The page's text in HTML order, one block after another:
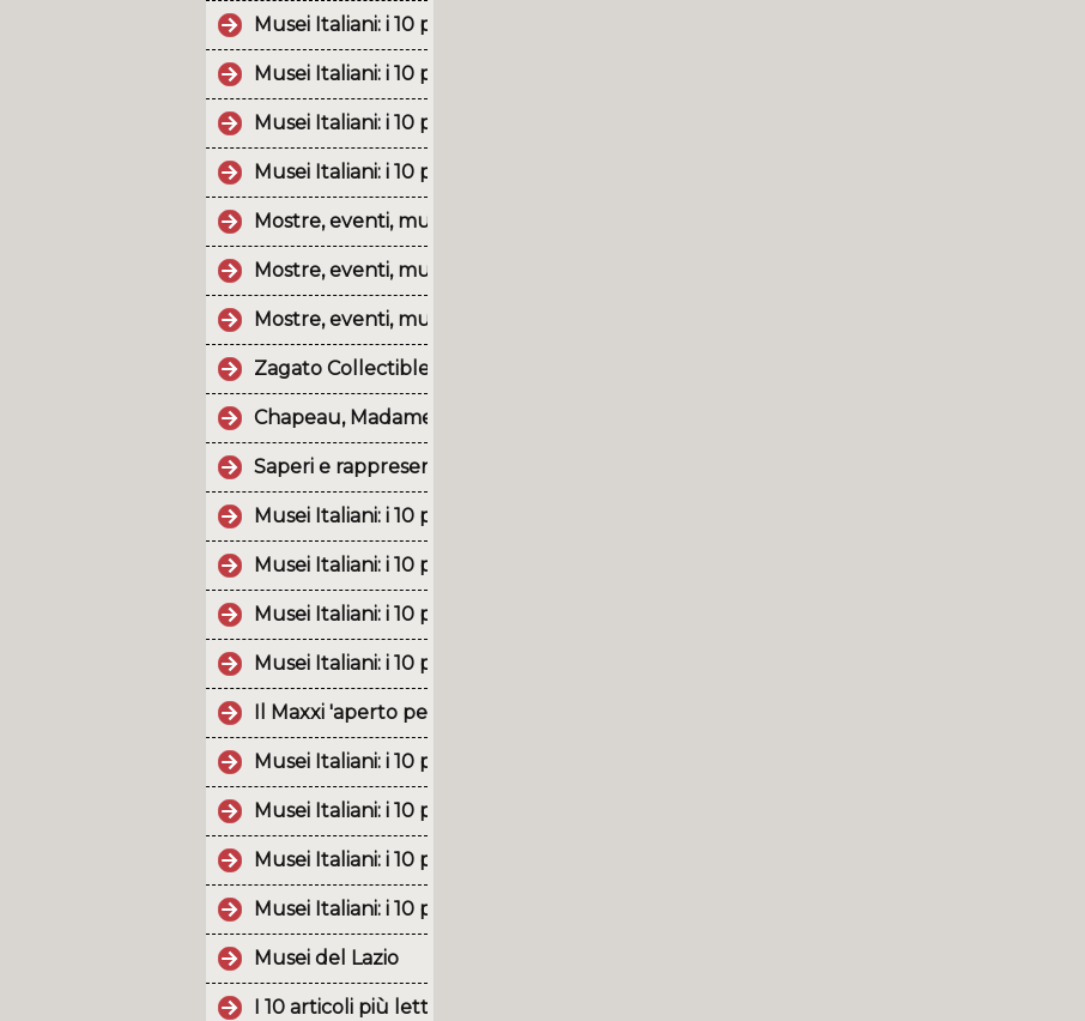
Musei Italiani: i 10 post più popolari del mese di Agosto 2014.
Musei Italiani: i 10 post più popolari del mese di Settembre 2014
Musei Italiani: i 10 post più popolari del mese di Dicembre 2014.
Musei Italiani: i 10 post più popolari del mese di Gennaio 2015
Mostre, eventi, musei e monumenti: Colosseo, Sotterranei e Terzo Ordine
Mostre, eventi, musei e monumenti: Progetto Domus Aurea. Visita al cantiere di restauro
Mostre, eventi, musei e monumenti: Progetto Domus Aurea. Bimillenario di Augusto
Zagato Collectibles and Design since 1919
Chapeau, Madame! Cappelli di signore torinesi 1920-1970.
Saperi e rappresentazioni del territorio a Torino, 1848-1911.
Musei Italiani: i 10 post più popolari del mese di Febbraio 2015.
Musei Italiani: i 10 post più popolari del mese di Marzo 2015.
Musei Italiani: i 10 post più popolari del mese di Aprile 2015.
Musei Italiani: i 10 post più popolari del mese di Giugno 2015.
Il Maxxi 'aperto per ferie' anche a Ferragosto
Musei Italiani: i 10 post più popolari del mese di Luglio 2015
Musei Italiani: i 10 post più popolari del mese di Ottobre 2015.
Musei Italiani: i 10 post più popolari del mese di Novembre 2015.
Musei Italiani: i 10 post più popolari del mese di Dicembre 2015.
Musei del Lazio
I 10 articoli più letti nel 2017 su Musei Italiani, tra mostre, eventi e monumenti